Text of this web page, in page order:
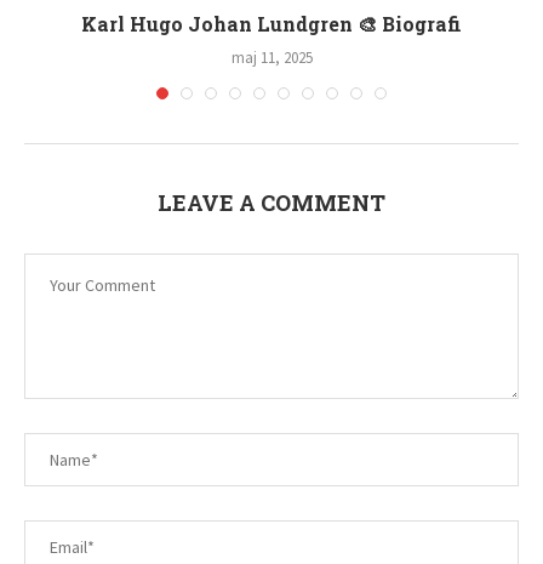
Pär Josefsson Anna Lindmarker Nyheter 📰
maj 9, 2025
LEAVE A COMMENT